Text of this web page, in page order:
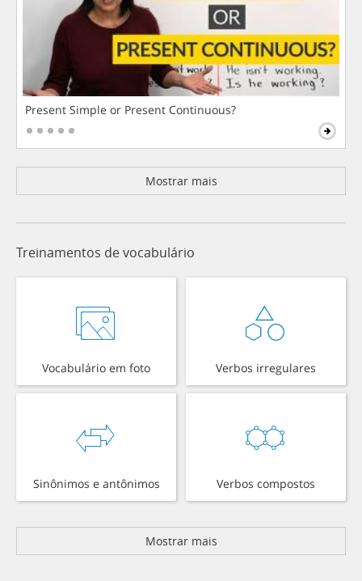
Present Simple or Present Continuous?
Mostrar mais
Treinamentos de vocabulário
Vocabulário em foto Verbos irregulares
Sinônimos e antônimos Verbos compostos
Mostrar mais